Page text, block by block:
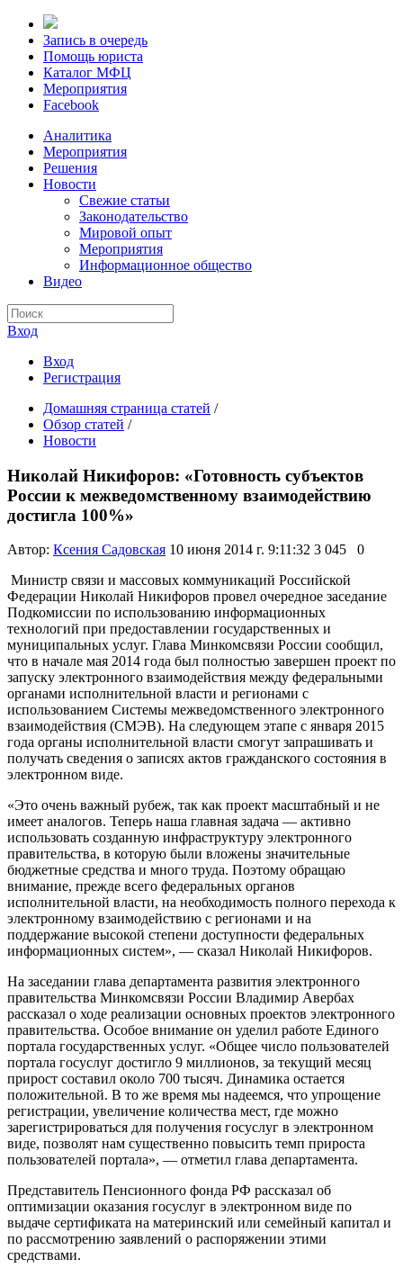
Запись в очередь
Помощь юриста
Каталог МФЦ
Мероприятия
Facebook
Аналитика
Мероприятия
Решения
Новости
Свежие статьи
Законодательство
Мировой опыт
Мероприятия
Информационное общество
Видео
Вход
Вход
Регистрация
Домашняя страница статей /
Обзор статей /
Новости
Николай Никифоров: «Готовность субъектов
России к межведомственному взаимодействию
достигла 100%»
Автор: Ксения Садовская 10 июня 2014 г. 9:11:32 3 045 0
Министр связи и массовых коммуникаций Российской
Федерации Николай Никифоров провел очередное заседание
Подкомиссии по использованию информационных
технологий при предоставлении государственных и
муниципальных услуг. Глава Минкомсвязи России сообщил,
что в начале мая 2014 года был полностью завершен проект по
запуску электронного взаимодействия между федеральными
органами исполнительной власти и регионами с
использованием Системы межведомственного электронного
взаимодействия (СМЭВ). На следующем этапе с января 2015
года органы исполнительной власти смогут запрашивать и
получать сведения о записях актов гражданского состояния в
электронном виде.
«Это очень важный рубеж, так как проект масштабный и не
имеет аналогов. Теперь наша главная задача — активно
использовать созданную инфраструктуру электронного
правительства, в которую были вложены значительные
бюджетные средства и много труда. Поэтому обращаю
внимание, прежде всего федеральных органов
исполнительной власти, на необходимость полного перехода к
электронному взаимодействию с регионами и на
поддержание высокой степени доступности федеральных
информационных систем», — сказал Николай Никифоров.
На заседании глава департамента развития электронного
правительства Минкомсвязи России Владимир Авербах
рассказал о ходе реализации основных проектов электронного
правительства. Особое внимание он уделил работе Единого
портала государственных услуг. «Общее число пользователей
портала госуслуг достигло 9 миллионов, за текущий месяц
прирост составил около 700 тысяч. Динамика остается
положительной. В то же время мы надеемся, что упрощение
регистрации, увеличение количества мест, где можно
зарегистрироваться для получения госуслуг в электронном
виде, позволят нам существенно повысить темп прироста
пользователей портала», — отметил глава департамента.
Представитель Пенсионного фонда РФ рассказал об
оптимизации оказания госуслуг в электронном виде по
выдаче сертификата на материнский или семейный капитал и
по рассмотрению заявлений о распоряжении этими
средствами.